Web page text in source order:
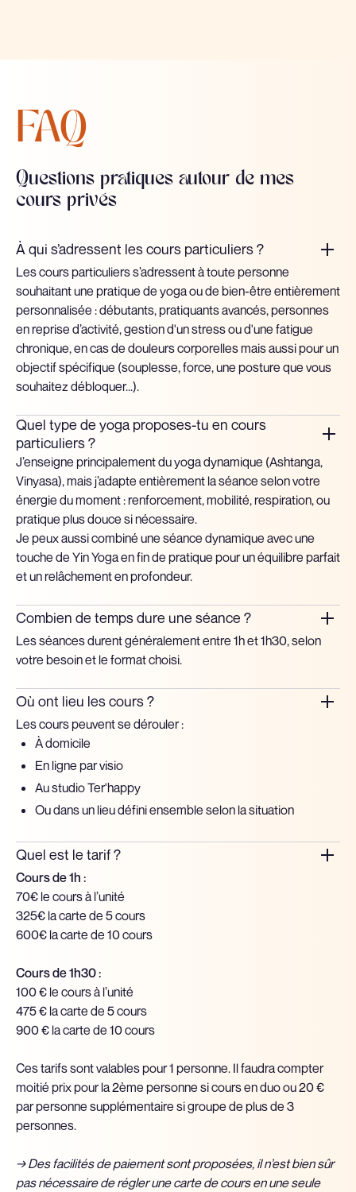
FAQ
Questions pratiques autour de mes
cours privés
À qui s’adressent les cours particuliers ?
Les cours particuliers s’adressent à toute personne
souhaitant une pratique de yoga ou de bien-être entièrement
personnalisée : débutants, pratiquants avancés, personnes
en reprise d’activité, gestion d'un stress ou d'une fatigue
chronique, en cas de douleurs corporelles mais aussi pour un
objectif spécifique (souplesse, force, une posture que vous
souhaitez débloquer...).
Quel type de yoga proposes-tu en cours
particuliers ?
J’enseigne principalement du yoga dynamique (Ashtanga,
Vinyasa), mais j’adapte entièrement la séance selon votre
énergie du moment : renforcement, mobilité, respiration, ou
pratique plus douce si nécessaire.
Je peux aussi combiné une séance dynamique avec une
touche de Yin Yoga en fin de pratique pour un équilibre parfait
et un relâchement en profondeur.
Combien de temps dure une séance ?
Les séances durent généralement entre 1h et 1h30, selon
votre besoin et le format choisi.
Où ont lieu les cours ?
Les cours peuvent se dérouler :
À domicile
En ligne par visio
Au studio Ter'happy
Ou dans un lieu défini ensemble selon la situation
Quel est le tarif ?
Cours de 1h :
70€ le cours à l’unité
325€ la carte de 5 cours
600€ la carte de 10 cours
Cours de 1h30 :
100 € le cours à l’unité
475 € la carte de 5 cours
900 € la carte de 10 cours
Ces tarifs sont valables pour 1 personne. Il faudra compter
moitié prix pour la 2ème personne si cours en duo ou 20 €
par personne supplémentaire si groupe de plus de 3
personnes.
→ Des facilités de paiement sont proposées, il n’est bien sûr
pas nécessaire de régler une carte de cours en une seule